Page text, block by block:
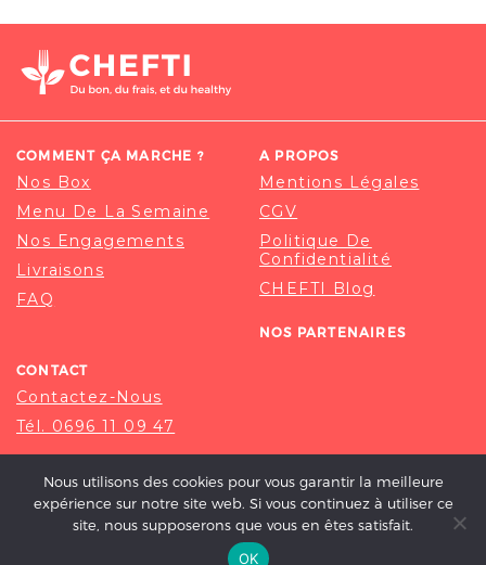
COMMENT ÇA MARCHE ?
Nos Box
Menu De La Semaine
Nos Engagements
Livraisons
FAQ
A PROPOS
Mentions Légales
CGV
Politique De
Confidentialité
CHEFTI Blog
NOS PARTENAIRES
CONTACT
Contactez-Nous
Tél. 0696 11 09 47
Nous utilisons des cookies pour vous garantir la meilleure
expérience sur notre site web. Si vous continuez à utiliser ce
site, nous supposerons que vous en êtes satisfait.
OK